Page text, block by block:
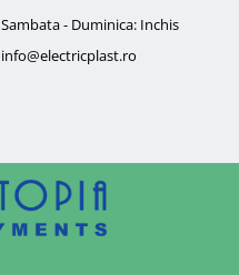
Sambata - Duminica: Inchis
info@electricplast.ro